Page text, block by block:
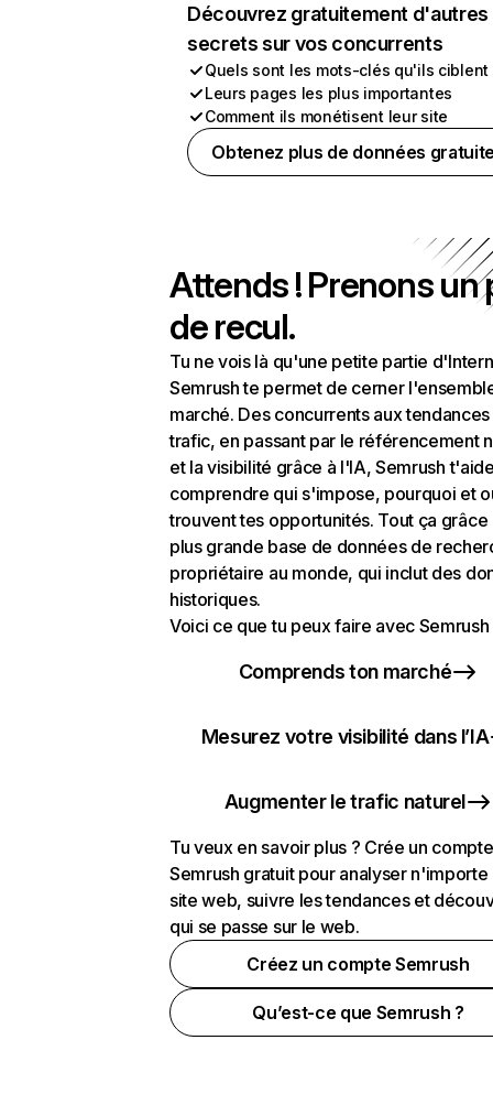
Découvrez gratuitement d'autres
secrets sur vos concurrents
Quels sont les mots-clés qu'ils ciblent
Leurs pages les plus importantes
Comment ils monétisent leur site
Obtenez plus de données
Attends ! Prenons un
de recul.
Tu ne vois là qu'une petite partie
Semrush te permet de cerner
marché. Des concurrents aux
trafic, en passant par le référencement
et la visibilité grâce à l'IA, Semrush
comprendre qui s'impose, pourquoi et
trouvent tes opportunités. Tout ça grâce
plus grande base de données de
propriétaire au monde, qui inclut des
historiques.
Voici ce que tu peux faire avec Semrush
Comprends ton marché
Mesurez votre visibilité dans l’IA
Augmenter le trafic naturel
Tu veux en savoir plus ? Crée un compte
Semrush gratuit pour analyser n'importe
site web, suivre les tendances et
qui se passe sur le web.
Créez un compte Semrush
Qu’est-ce que Semrush ?